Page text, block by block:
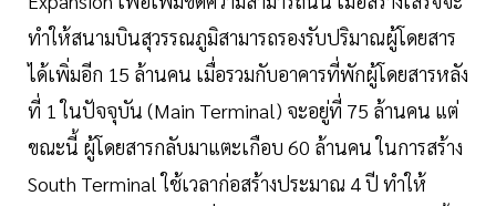
ทำให้สนามบินสุวรรณภูมิสามารถรองรับปริมาณผู้โดยสาร
ได้เพิ่มอีก 15 ล้านคน เมื่อรวมกับอาคารที่พักผู้โดยสารหลัง
ที่ 1 ในปัจจุบัน (Main Terminal) จะอยู่ที่ 75 ล้านคน แต่
ขณะนี้ ผู้โดยสารกลับมาแตะเกือบ 60 ล้านคน ในการสร้าง
South Terminal ใช้เวลาก่อสร้างประมาณ 4 ปี ทำให้